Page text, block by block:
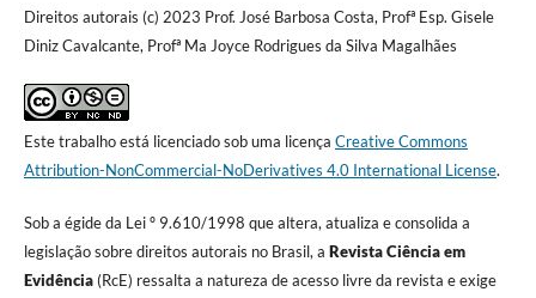
Direitos autorais (c) 2023 Prof. José Barbosa Costa, Profª Esp. Gisele
Diniz Cavalcante, Profª Ma Joyce Rodrigues da Silva Magalhães
Este trabalho está licenciado sob uma licença Creative Commons
Attribution-NonCommercial-NoDerivatives 4.0 International License.
Sob a égide da Lei º 9.610/1998 que altera, atualiza e consolida a
legislação sobre direitos autorais no Brasil, a Revista Ciência em
Evidência(RcE) ressalta a natureza de acesso livre da revista e exige